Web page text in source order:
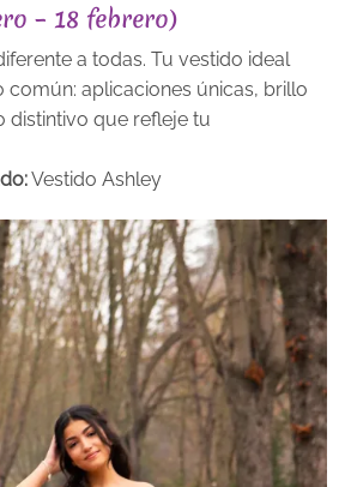
– 18 febrero)
a todas. Tu vestido ideal
común: aplicaciones únicas, brillo
distintivo que refleje tu
Vestido Ashley